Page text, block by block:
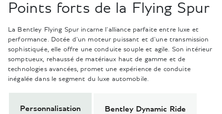
Points forts de la Flying Spur
La Bentley Flying Spur incarne l'alliance parfaite entre luxe et
performance. Dotée d'un moteur puissant et d'une transmission
sophistiquée, elle offre une conduite souple et agile. Son intérieur
somptueux, rehaussé de matériaux haut de gamme et de
technologies avancées, promet une expérience de conduite
inégalée dans le segment du luxe automobile.
Personnalisation Bentley Dynamic Ride